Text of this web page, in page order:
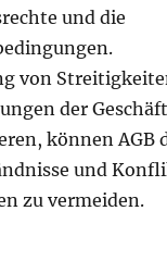
und die
von
der
können AGB
und
zu vermeiden.